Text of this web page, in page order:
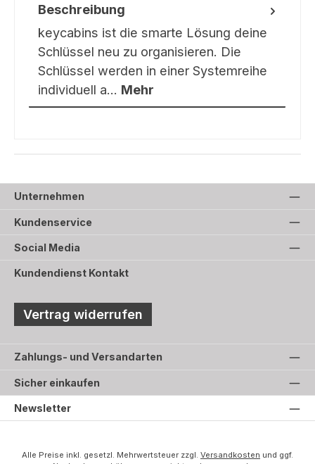
Beschreibung
keycabins ist die smarte Lösung deine
Schlüssel neu zu organisieren. Die
Schlüssel werden in einer Systemreihe
individuell a… Mehr
Unternehmen
Kundenservice
Social Media
Kundendienst Kontakt
Vertrag widerrufen
Zahlungs- und Versandarten
Sicher einkaufen
Newsletter
Alle Preise inkl. gesetzl. Mehrwertsteuer zzgl. Versandkosten und ggf.